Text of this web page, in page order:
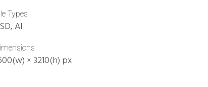
Types
AI
× 3210(h) px